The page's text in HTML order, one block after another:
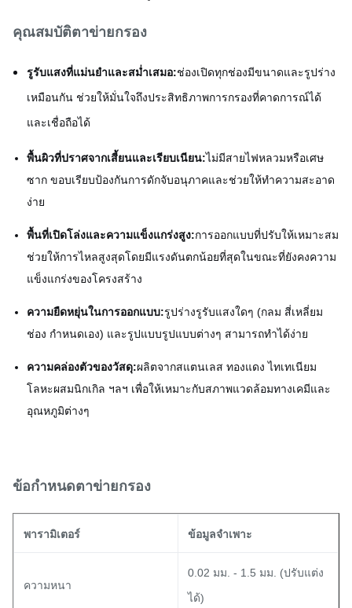
คุณสมบัติตาข่ายกรอง
รูรับแสงที่แม่นยำและสม่ำเสมอ:ช่องเปิดทุกช่องมีขนาดและรูปร่าง
เหมือนกัน ช่วยให้มั่นใจถึงประสิทธิภาพการกรองที่คาดการณ์ได้
และเชื่อถือได้
พื้นผิวที่ปราศจากเสี้ยนและเรียบเนียน:ไม่มีสายไฟหลวมหรือเศษ
ซาก ขอบเรียบป้องกันการดักจับอนุภาคและช่วยให้ทำความสะอาด
ง่าย
พื้นที่เปิดโล่งและความแข็งแกร่งสูง:การออกแบบที่ปรับให้เหมาะสม
ช่วยให้การไหลสูงสุดโดยมีแรงดันตกน้อยที่สุดในขณะที่ยังคงความ
แข็งแกร่งของโครงสร้าง
ความยืดหยุ่นในการออกแบบ:รูปร่างรูรับแสงใดๆ (กลม สี่เหลี่ยม
ช่อง กำหนดเอง) และรูปแบบรูปแบบต่างๆ สามารถทำได้ง่าย
ความคล่องตัวของวัสดุ:ผลิตจากสแตนเลส ทองแดง ไทเทเนียม
โลหะผสมนิกเกิล ฯลฯ เพื่อให้เหมาะกับสภาพแวดล้อมทางเคมีและ
อุณหภูมิต่างๆ
ข้อกำหนดตาข่ายกรอง
พารามิเตอร์ ข้อมูลจำเพาะ
ความหนา
0.02 มม. - 1.5 มม. (ปรับแต่ง
ได้)